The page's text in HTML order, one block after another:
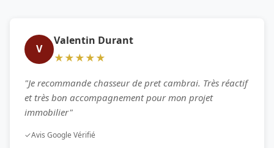
V
Valentin Durant
★★★★★
"Je recommande chasseur de pret cambrai. Très réactif
et très bon accompagnement pour mon projet
immobilier"
✓Avis Google Vérifié